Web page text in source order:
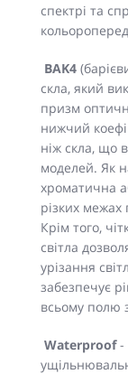
спектрі та
BAK4
скла, який
призм
нижчий
ніж скла, що
моделей. Як
хроматична
різких межах
Крім того,
світла
урізання
забезпечує
всьому полю
Waterproof-